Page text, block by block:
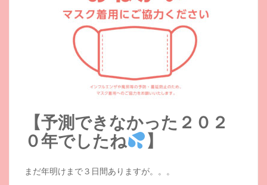
【予測できなかった２０２
０年でしたね
】
まだ年明けまで３日間ありますが。。。